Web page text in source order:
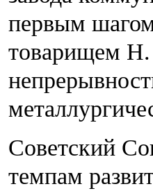
первым
товарищем
Советский
темпам